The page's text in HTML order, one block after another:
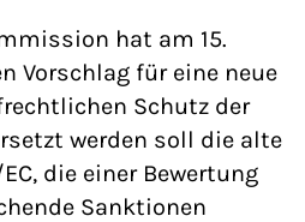
hat am 15.
Vorschlag für eine neue
Schutz der
werden soll die alte
die einer Bewertung
Sanktionen